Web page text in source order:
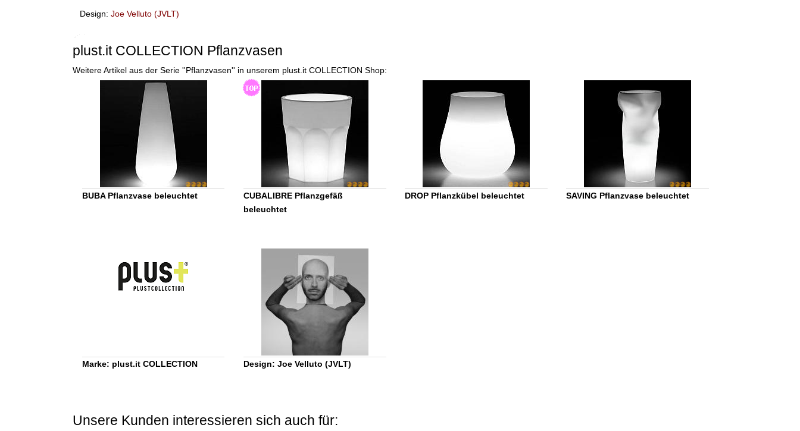
Design: Joe Velluto (JVLT)
plust.it COLLECTION Pflanzvasen
Weitere Artikel aus der Serie ''Pflanzvasen'' in unserem plust.it COLLECTION Shop:
BUBA Pflanzvase beleuchtet
CUBALIBRE Pflanzgefäß
beleuchtet
DROP Pflanzkübel beleuchtet SAVING Pflanzvase beleuchtet
Marke: plust.it COLLECTION Design: Joe Velluto (JVLT)
Unsere Kunden interessieren sich auch für: